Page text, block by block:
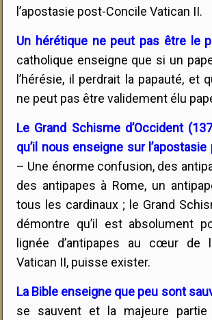
l’apostasie post-Concile Vatican II.
Un hérétique ne peut pas être le
catholique enseigne que si un
l’hérésie, il perdrait la papauté, et
ne peut pas être validement élu
Le Grand Schisme d’Occident
qu’il nous enseigne sur
– Une énorme confusion, des
des antipapes à Rome, un
tous les cardinaux ; le Grand
démontre qu’il est absolument
lignée d’antipapes au cœur de
Vatican II, puisse exister.
La Bible enseigne que peu sont
se sauvent et la majeure